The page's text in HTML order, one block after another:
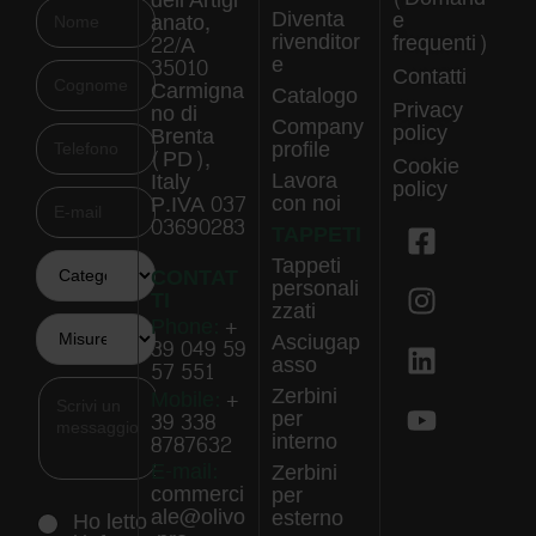
Ho letto
anato,
22/A
35010
Carmigna
no di
Brenta
(PD),
Italy
P.IVA 037
03690283
CONTAT
TI
Phone: +
39 049 59
57 551
Mobile: +
39 338
8787632
E-mail:
commerci
ale@olivo
Diventa
rivenditor
e
Catalogo
Company
profile
Lavora
con noi
Tappeti
personali
zzati
Asciugap
asso
Zerbini
per
interno
Zerbini
per
esterno
e
frequenti)
Contatti
Privacy
policy
Cookie
policy